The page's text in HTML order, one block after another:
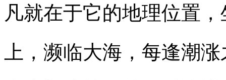
凡就在于它的地理位置
上，濒临大海，每逢潮